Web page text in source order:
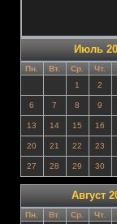
Июль
Пн. Вт. Ср. Чт.
1
2
6 7 8 9
13 14 15 16
20 21 22 23
27 28 29 30
Август
Пн. Вт. Ср. Чт.